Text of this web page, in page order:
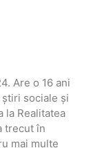
Are o 16 ani
sociale și
la Realitatea
trecut în
mai multe